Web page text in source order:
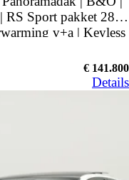
RS Sport pakket 285
v+a | Keyless
€ 141.800
Details